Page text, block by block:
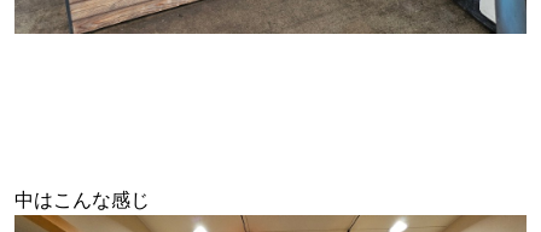
中はこんな感じ